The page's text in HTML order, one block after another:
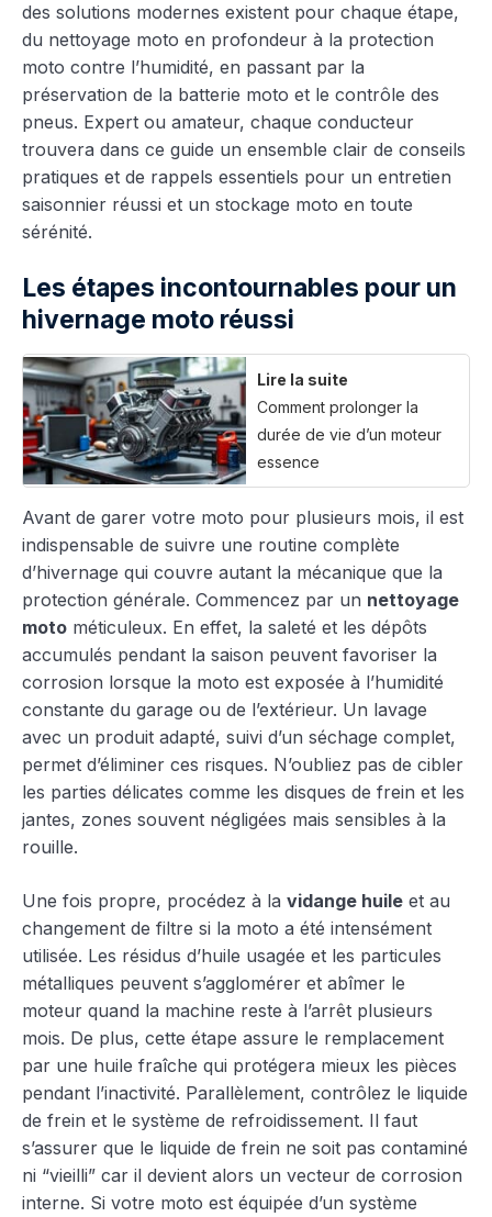
des solutions modernes existent pour chaque étape,
du nettoyage moto en profondeur à la protection
moto contre l’humidité, en passant par la
préservation de la batterie moto et le contrôle des
pneus. Expert ou amateur, chaque conducteur
trouvera dans ce guide un ensemble clair de conseils
pratiques et de rappels essentiels pour un entretien
saisonnier réussi et un stockage moto en toute
sérénité.
Les étapes incontournables pour un
hivernage moto réussi
Lire la suite
Comment prolonger la
durée de vie d’un moteur
essence
Avant de garer votre moto pour plusieurs mois, il est
indispensable de suivre une routine complète
d’hivernage qui couvre autant la mécanique que la
protection générale. Commencez par un nettoyage
moto méticuleux. En effet, la saleté et les dépôts
accumulés pendant la saison peuvent favoriser la
corrosion lorsque la moto est exposée à l’humidité
constante du garage ou de l’extérieur. Un lavage
avec un produit adapté, suivi d’un séchage complet,
permet d’éliminer ces risques. N’oubliez pas de cibler
les parties délicates comme les disques de frein et les
jantes, zones souvent négligées mais sensibles à la
rouille.
Une fois propre, procédez à la vidange huile et au
changement de filtre si la moto a été intensément
utilisée. Les résidus d’huile usagée et les particules
métalliques peuvent s’agglomérer et abîmer le
moteur quand la machine reste à l’arrêt plusieurs
mois. De plus, cette étape assure le remplacement
par une huile fraîche qui protégera mieux les pièces
pendant l’inactivité. Parallèlement, contrôlez le liquide
de frein et le système de refroidissement. Il faut
s’assurer que le liquide de frein ne soit pas contaminé
ni “vieilli” car il devient alors un vecteur de corrosion
interne. Si votre moto est équipée d’un système